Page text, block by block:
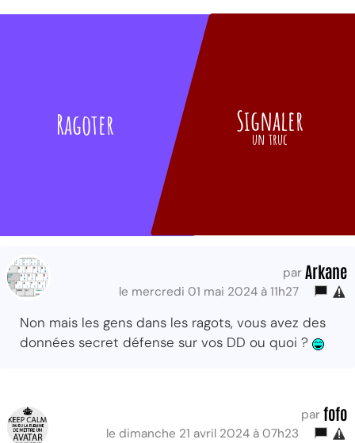
Ragoter Signaler
un truc
par Arkane
le mercredi 01 mai 2024 à 11h27
Non mais les gens dans les ragots, vous avez des
données secret défense sur vos DD ou quoi ?
par fofo
le dimanche 21 avril 2024 à 07h23